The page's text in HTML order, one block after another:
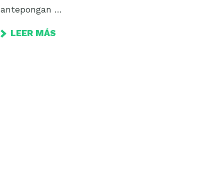
antepongan …
LEER MÁS